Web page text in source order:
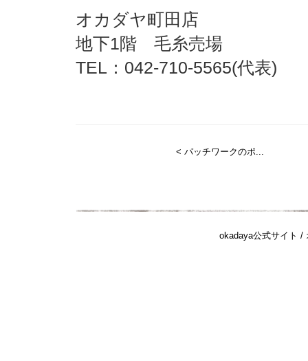
オカダヤ町田店
地下1階 毛糸売場
TEL：042-710-5565(代表)
< パッチワークのポ...
okadaya公式サイト /